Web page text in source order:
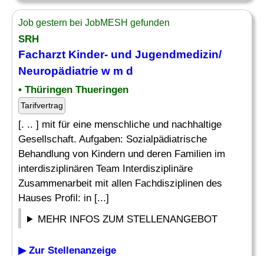
Job gestern bei JobMESH gefunden
SRH
Facharzt Kinder- und Jugendmedizin/
Neuropädiatrie w m d
• Thüringen Thueringen
Tarifvertrag
[. .. ] mit für eine menschliche und nachhaltige
Gesellschaft. Aufgaben: Sozialpädiatrische
Behandlung von Kindern und deren Familien im
interdisziplinären Team Interdisziplinäre
Zusammenarbeit mit allen Fachdisziplinen des
Hauses Profil: in [...]
MEHR INFOS ZUM STELLENANGEBOT
▶ Zur Stellenanzeige